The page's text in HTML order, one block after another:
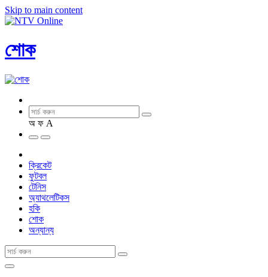
Skip to main content
শোক
অ ফ A
ক্রিকেট
ফুটবল
টেনিস
অ্যাথলেটিকস
হকি
শোক
অন্যান্য